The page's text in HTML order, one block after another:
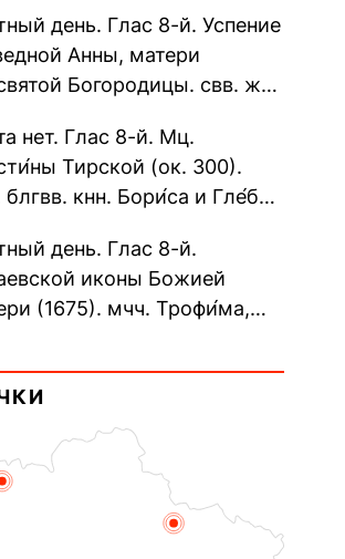
день. Глас 8-й. Успение
Анны, матери
Богородицы. свв. жен
Евпракси́и девы,...
нет. Глас 8-й. Мц.
Тирской (ок. 300).
блгвв. кнн. Бори́са и Гле́ба,
(1015). Прп....
день. Глас 8-й.
иконы Божией
(1675). мчч. Трофи́ма,
(284–305). прав.
Фео́дора...